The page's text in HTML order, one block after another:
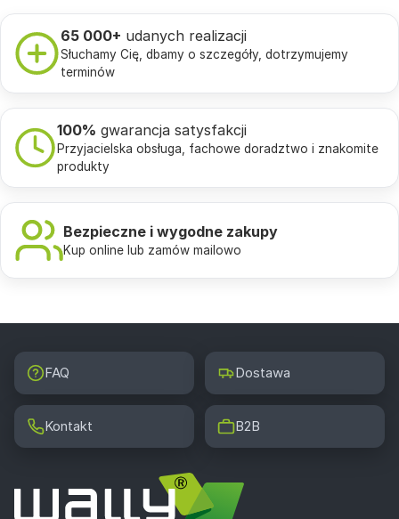
65 000+ udanych realizacji
Słuchamy Cię, dbamy o szczegóły, dotrzymujemy
terminów
100% gwarancja satysfakcji
Przyjacielska obsługa, fachowe doradztwo i znakomite
produkty
Bezpieczne i wygodne zakupy
Kup online lub zamów mailowo
FAQ Dostawa
Kontakt B2B